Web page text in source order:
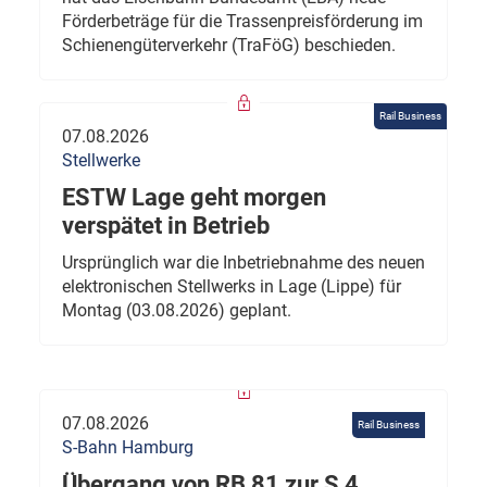
Förderbeträge für die Trassenpreisförderung im
Schienengüterverkehr (TraFöG) beschieden.
Rail Business
07.08.2026
Stellwerke
ESTW Lage geht morgen
verspätet in Betrieb
Ursprünglich war die Inbetriebnahme des neuen
elektronischen Stellwerks in Lage (Lippe) für
Montag (03.08.2026) geplant.
Rail Business
07.08.2026
S-Bahn Hamburg